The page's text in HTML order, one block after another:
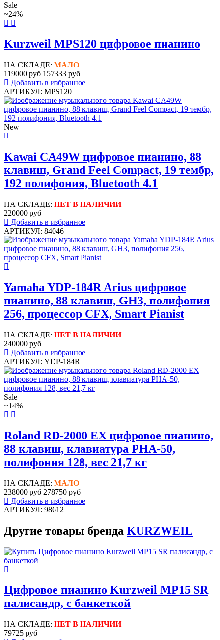
Sale
~24%
Kurzweil MPS120 цифровое пианино
НА СКЛАДЕ: МАЛО
119000 руб 157333 руб
Добавить в избранное
АРТИКУЛ: MPS120
New
Kawai CA49W цифровое пианино, 88
клавиш, Grand Feel Compact, 19 тембр,
192 полифония, Bluetooth 4.1
НА СКЛАДЕ: НЕТ В НАЛИЧИИ
220000 руб
Добавить в избранное
АРТИКУЛ: 84046
Yamaha YDP-184R Arius цифровое
пианино, 88 клавиш, GH3, полифония
256, процессор CFX, Smart Pianist
НА СКЛАДЕ: НЕТ В НАЛИЧИИ
240000 руб
Добавить в избранное
АРТИКУЛ: YDP-184R
Sale
~14%
Roland RD-2000 EX цифровое пианино,
88 клавиш, клавиатура PHA-50,
полифония 128, вес 21,7 кг
НА СКЛАДЕ: МАЛО
238000 руб 278750 руб
Добавить в избранное
АРТИКУЛ: 98612
Другие товары бренда KURZWEIL
Цифровое пианино Kurzweil MP15 SR
палисандр, с банкеткой
НА СКЛАДЕ: НЕТ В НАЛИЧИИ
79725 руб